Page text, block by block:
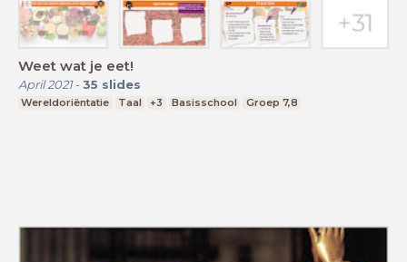
Weet wat je eet!
April 2021- 35 slides
Wereldoriëntatie Taal +3 Basisschool Groep 7,8